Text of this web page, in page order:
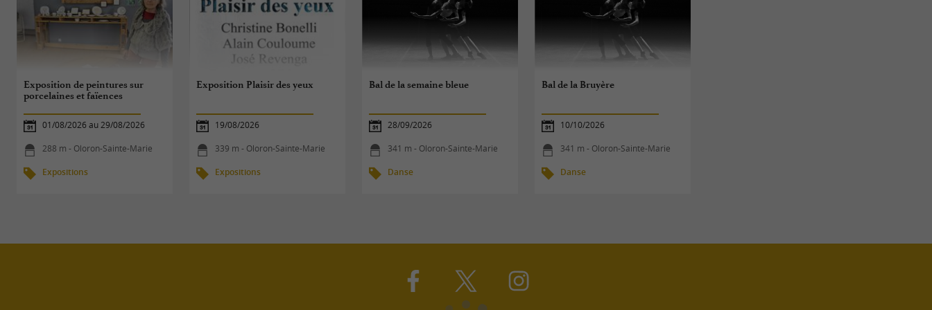
Exposition de peintures sur
porcelaines et faïences
01/08/2026 au 29/08/2026
288 m - Oloron-Sainte-Marie
Expositions
Exposition Plaisir des yeux
19/08/2026
339 m - Oloron-Sainte-Marie
Expositions
Bal de la semaine bleue
28/09/2026
341 m - Oloron-Sainte-Marie
Danse
Bal de la Bruyère
10/10/2026
341 m - Oloron-Sainte-Marie
Danse